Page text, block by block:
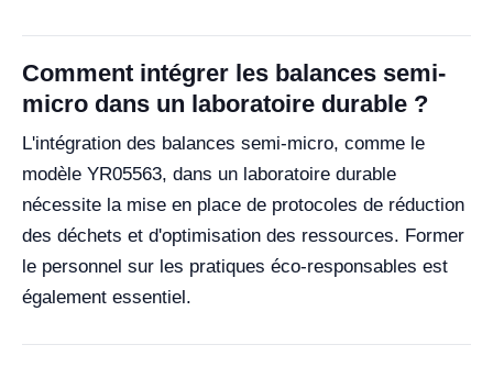
Comment intégrer les balances semi-
micro dans un laboratoire durable ?
L'intégration des balances semi-micro, comme le
modèle YR05563, dans un laboratoire durable
nécessite la mise en place de protocoles de réduction
des déchets et d'optimisation des ressources. Former
le personnel sur les pratiques éco-responsables est
également essentiel.